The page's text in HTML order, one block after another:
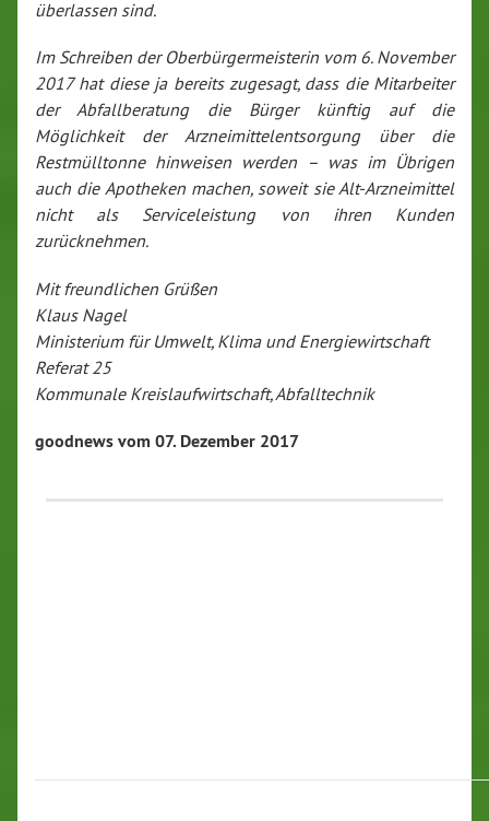
überlassen sind.
Im Schreiben der Oberbürgermeisterin vom 6. November
2017 hat diese ja bereits zugesagt, dass die Mitarbeiter
der Abfallberatung die Bürger künftig auf die
Möglichkeit der Arzneimittelentsorgung über die
Restmülltonne hinweisen werden – was im Übrigen
auch die Apotheken machen, soweit sie Alt-Arzneimittel
nicht als Serviceleistung von ihren Kunden
zurücknehmen.
Mit freundlichen Grüßen
Klaus Nagel
Ministerium für Umwelt, Klima und Energiewirtschaft
Referat 25
Kommunale Kreislaufwirtschaft, Abfalltechnik
goodnews vom 07. Dezember 2017